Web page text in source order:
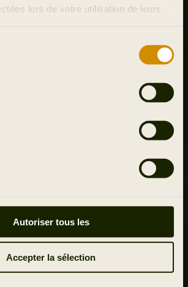
lors de votre utilisation de leurs
Autoriser tous les
Accepter la sélection